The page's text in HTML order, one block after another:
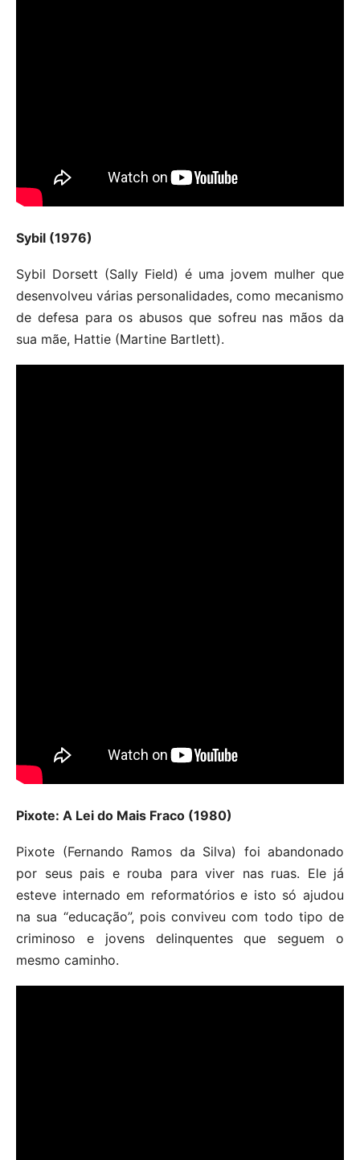
Sybil (1976)
Sybil Dorsett (Sally Field) é uma jovem mulher que
desenvolveu várias personalidades, como mecanismo
de defesa para os abusos que sofreu nas mãos da
sua mãe, Hattie (Martine Bartlett).
Pixote: A Lei do Mais Fraco (1980)
Pixote (Fernando Ramos da Silva) foi abandonado
por seus pais e rouba para viver nas ruas. Ele já
esteve internado em reformatórios e isto só ajudou
na sua “educação”, pois conviveu com todo tipo de
criminoso e jovens delinquentes que seguem o
mesmo caminho.